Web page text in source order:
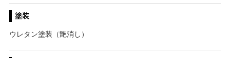
塗装
ウレタン塗装（艶消し）